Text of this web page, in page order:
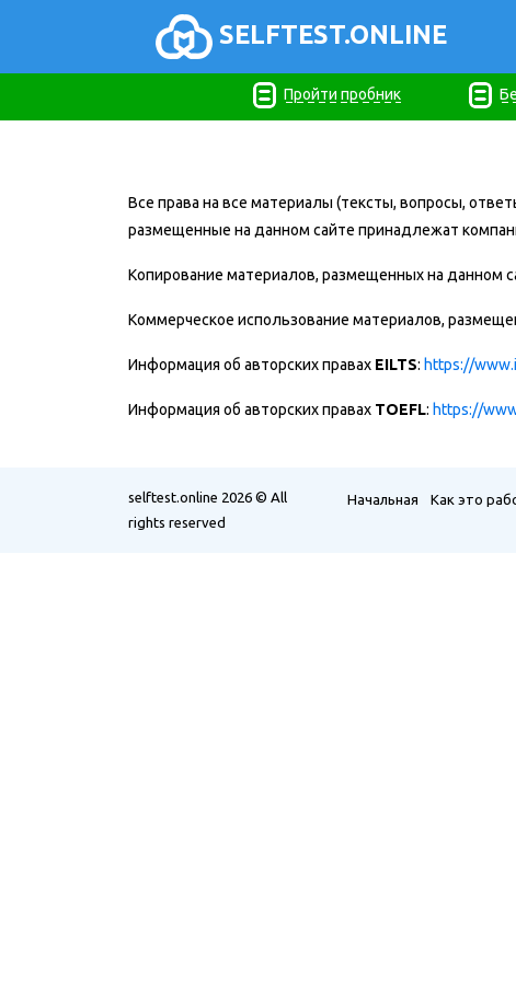
SELFTEST.ONLINE
Пройти пробник
Все права на все материалы (тексты, вопросы,
размещенные на данном сайте принадлежат
Копирование материалов, размещенных на данном
Коммерческое использование материалов,
Информация об авторских правах EILTS: https://
Информация об авторских правах TOEFL: https://
selftest.online 2026 © All
rights reserved
Начальная Как это